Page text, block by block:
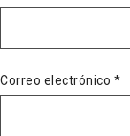
Correo electrónico *